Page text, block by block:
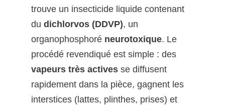
trouve un insecticide liquide contenant
dudichlorvos (DDVP), un
organophosphoré neurotoxique. Le
procédé revendiqué est simple : des
vapeurs très actives se diffusent
rapidement dans la pièce, gagnent les
interstices (lattes, plinthes, prises) et